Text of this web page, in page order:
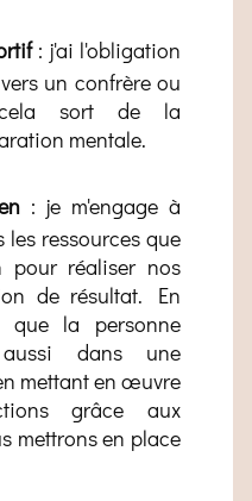
: j'ai l'obligation
un confrère ou
sort de la
mentale.
: je m'engage à
ressources que
pour réaliser nos
de résultat. En
que la personne
dans une
mettant en œuvre
grâce aux
mettrons en place